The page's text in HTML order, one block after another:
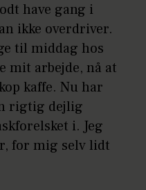
have gang i
ikke overdriver.
til middag hos
mit arbejde, nå at
kaffe. Nu har
rigtig dejlig
i. Jeg
for mig selv lidt